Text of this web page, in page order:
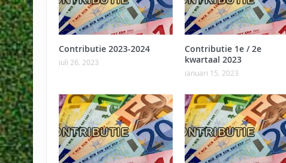
Contributie 2023-2024
juli 26, 2023
Contributie 1e / 2e
kwartaal 2023
januari 15, 2023